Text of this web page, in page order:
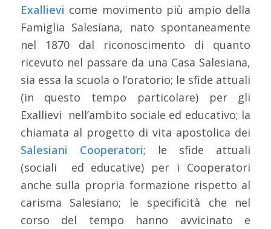
Exallievi come movimento più ampio della
Famiglia Salesiana, nato spontaneamente
nel 1870 dal riconoscimento di quanto
ricevuto nel passare da una Casa Salesiana,
sia essa la scuola o l’oratorio; le sfide attuali
(in questo tempo particolare) per gli
Exallievi nell’ambito sociale ed educativo; la
chiamata al progetto di vita apostolica dei
Salesiani Cooperatori; le sfide attuali
(sociali ed educative) per i Cooperatori
anche sulla propria formazione rispetto al
carisma Salesiano; le specificità che nel
corso del tempo hanno avvicinato e